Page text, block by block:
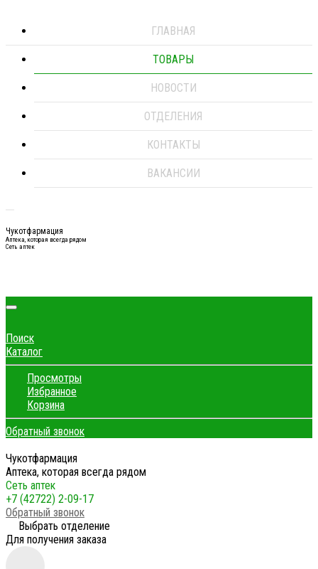
ГЛАВНАЯ
ТОВАРЫ
НОВОСТИ
ОТДЕЛЕНИЯ
КОНТАКТЫ
ВАКАНСИИ
Чукотфармация
Аптека, которая всегда рядом
Сеть аптек
Поиск
Каталог
Просмотры
Избранное
Корзина
Обратный звонок
Чукотфармация
Аптека, которая всегда рядом
Сеть аптек
+7 (42722) 2-09-17
Обратный звонок
Выбрать отделение
Для получения заказа